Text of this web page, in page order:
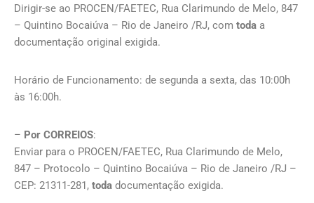
Dirigir-se ao PROCEN/FAETEC, Rua Clarimundo de Melo, 847
– Quintino Bocaiúva – Rio de Janeiro /RJ, com toda a
documentação original exigida.
Horário de Funcionamento: de segunda a sexta, das 10:00h
às 16:00h.
– Por CORREIOS:
Enviar para o PROCEN/FAETEC, Rua Clarimundo de Melo,
847 – Protocolo – Quintino Bocaiúva – Rio de Janeiro /RJ –
CEP: 21311-281, toda documentação exigida.